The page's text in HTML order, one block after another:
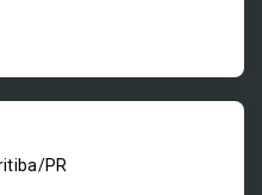
PR